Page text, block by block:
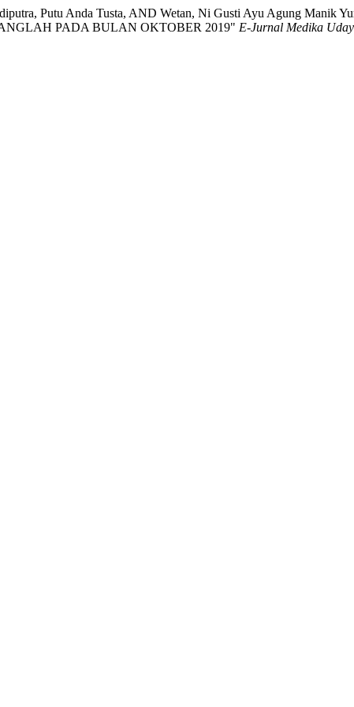
Putu Anda Tusta, AND Wetan, Ni Gusti Ayu Agung
PADA BULAN OKTOBER 2019" E-Jurnal Medika